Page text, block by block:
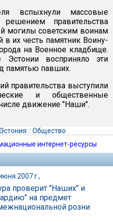
вспыхнули массовые
правительства
могилы советским воинам
в их честь памятник Воину-
на Военное кладбище.
Эстонии восприняло эти
памятью павших.
правительства выступили
и общественные
движение "Наши".
Эстония :: Общество
интернет-ресурсы
2007 г.,
проверит "Наших" и
на предмет
розни